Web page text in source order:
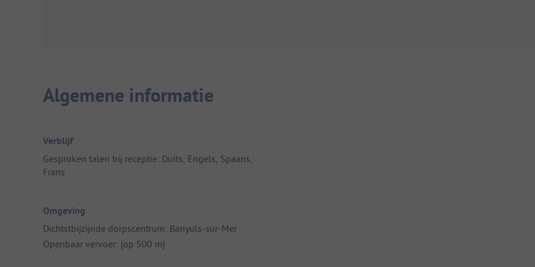
Algemene informatie
Verblijf
Gesproken talen bij receptie: Duits, Engels, Spaans,
Frans
Omgeving
Dichtstbijzijnde dorpscentrum: Banyuls-sur-Mer
Openbaar vervoer: (op 500 m)